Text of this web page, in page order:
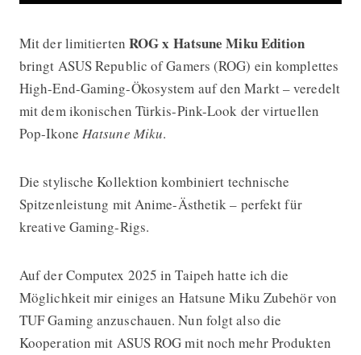
ASUS ROG x Hatsune Miku Edition
Mit der limitierten ROG x Hatsune Miku Edition
bringt ASUS Republic of Gamers (ROG) ein komplettes
High-End-Gaming-Ökosystem auf den Markt – veredelt
mit dem ikonischen Türkis-Pink-Look der virtuellen
Pop-Ikone Hatsune Miku.
Die stylische Kollektion kombiniert technische
Spitzenleistung mit Anime-Ästhetik – perfekt für
kreative Gaming-Rigs.
Auf der Computex 2025 in Taipeh hatte ich die
Möglichkeit mir einiges an Hatsune Miku Zubehör von
TUF Gaming anzuschauen. Nun folgt also die
Kooperation mit ASUS ROG mit noch mehr Produkten